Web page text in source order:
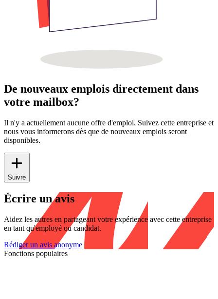
De nouveaux emplois directement dans
votre mailbox?
Il n'y a actuellement aucune offre d'emploi. Suivez cette entreprise et
nous vous informerons dès que de nouveaux emplois seront
disponibles.
Suivre
Écrire un avis
Aidez les autres en partageant votre expérience avec cette entreprise
en tant qu'employé ou candidat.
Rédiger un avis anonyme
Fonctions populaires